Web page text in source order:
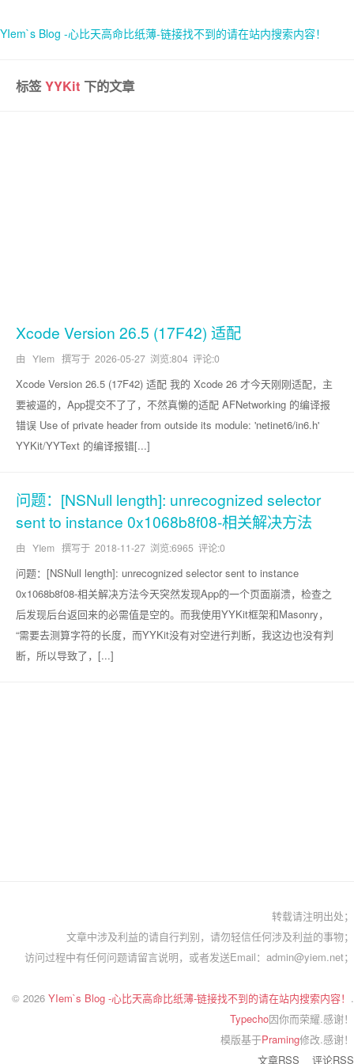
YIem`s Blog -心比天高命比纸薄-链接找不到的请在站内搜索内容！
首页
标签YYKit 下的文章
Xcode Version 26.5 (17F42) 适配
由 YIem 撰写于 2026-05-27 浏览:804 评论:0
Xcode Version 26.5 (17F42) 适配 我的 Xcode 26 才今天刚刚适配，主
要被逼的，App提交不了了，不然真懒的适配 AFNetworking 的编译报
错误 Use of private header from outside its module: 'netinet6/in6.h'
YYKit/YYText 的编译报错[...]
问题：[NSNull length]: unrecognized selector
sent to instance 0x1068b8f08-相关解决方法
由 YIem 撰写于 2018-11-27 浏览:6965 评论:0
问题：[NSNull length]: unrecognized selector sent to instance
0x1068b8f08-相关解决方法今天突然发现App的一个页面崩溃，检查之
后发现后台返回来的必需值是空的。而我使用YYKit框架和Masonry，
“需要去测算字符的长度，而YYKit没有对空进行判断，我这边也没有判
断，所以导致了，[...]
转载请注明出处；
文章中涉及利益的请自行判别，请勿轻信任何涉及利益的事物；
访问过程中有任何问题请留言说明，或者发送Email：admin@yiem.net；
© 2026 YIem`s Blog -心比天高命比纸薄-链接找不到的请在站内搜索内容！ .
Typecho因你而荣耀.感谢！
模版基于Praming修改.感谢！
文章RSS
评论RSS